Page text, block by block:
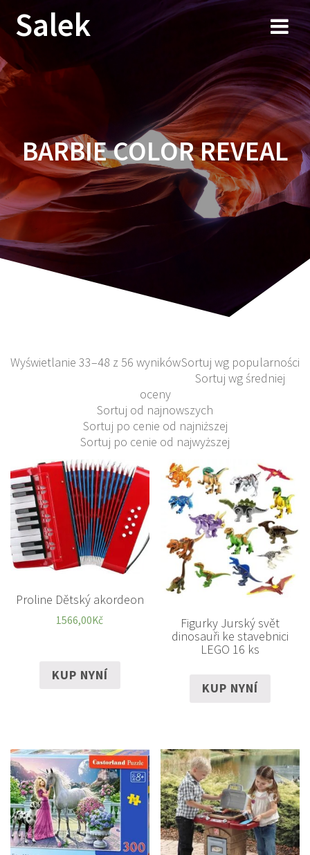
Przejdź
do
Salek
BARBIE COLOR REVEAL
Wyświetlanie 33–48 z 56 wynikówSortuj wg popularności
Sortuj wg średniej
oceny
Sortuj od najnowszych
Sortuj po cenie od najniższej
Sortuj po cenie od najwyższej
Proline Dětský akordeon
1566,00Kč
KUP NYNÍ
Figurky Jurský svět
dinosauři ke stavebnici
LEGO 16 ks
KUP NYNÍ